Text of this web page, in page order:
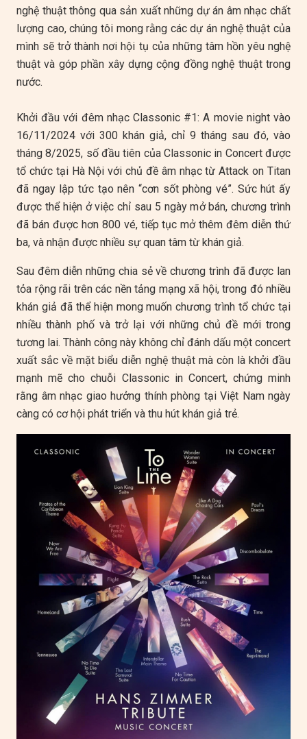
nghệ thuật thông qua sản xuất những dự án âm nhạc chất
lượng cao, chúng tôi mong rằng các dự án nghệ thuật của
mình sẽ trở thành nơi hội tụ của những tâm hồn yêu nghệ
thuật và góp phần xây dựng cộng đồng nghệ thuật trong
nước.
Khởi đầu với đêm nhạc Classonic #1: A movie night vào
16/11/2024 với 300 khán giả, chỉ 9 tháng sau đó, vào
tháng 8/2025, số đầu tiên của Classonic in Concert được
tổ chức tại Hà Nội với chủ đề âm nhạc từ Attack on Titan
đã ngay lập tức tạo nên “cơn sốt phòng vé”. Sức hút ấy
được thể hiện ở việc chỉ sau 5 ngày mở bán, chương trình
đã bán được hơn 800 vé, tiếp tục mở thêm đêm diễn thứ
ba, và nhận được nhiều sự quan tâm từ khán giả.
Sau đêm diễn những chia sẻ về chương trình đã được lan
tỏa rộng rãi trên các nền tảng mạng xã hội, trong đó nhiều
khán giả đã thể hiện mong muốn chương trình tổ chức tại
nhiều thành phố và trở lại với những chủ đề mới trong
tương lai. Thành công này không chỉ đánh dấu một concert
xuất sắc về mặt biểu diễn nghệ thuật mà còn là khởi đầu
mạnh mẽ cho chuỗi Classonic in Concert, chứng minh
rằng âm nhạc giao hưởng thính phòng tại Việt Nam ngày
càng có cơ hội phát triển và thu hút khán giả trẻ.